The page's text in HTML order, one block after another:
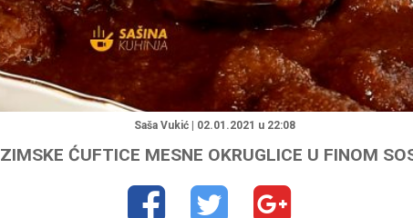
Saša Vukić | 02.01.2021 u 22:08
ZIMSKE ĆUFTICE MESNE OKRUGLICE U FINOM